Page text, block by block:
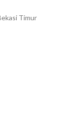
Timur